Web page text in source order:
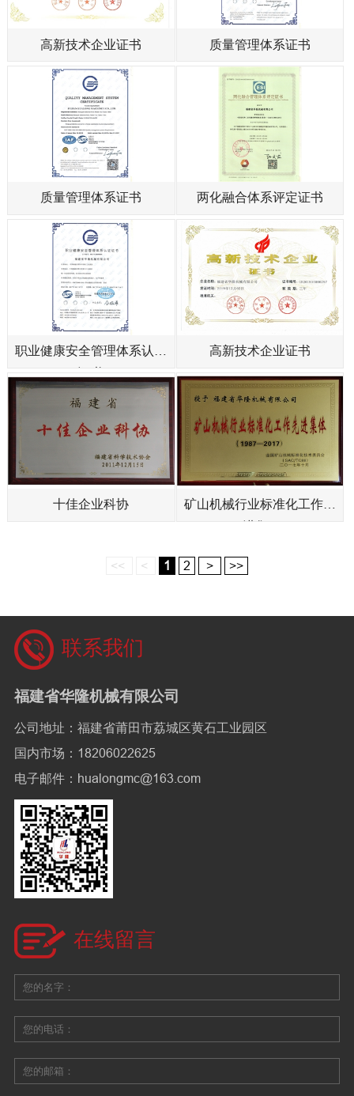
高新技术企业证书 质量管理体系证书
质量管理体系证书 两化融合体系评定证书
职业健康安全管理体系认证
证书
高新技术企业证书
十佳企业科协
矿山机械行业标准化工作先
<< < 1 2 > >>
联系我们
福建省华隆机械有限公司
公司地址：福建省莆田市荔城区黄石工业园区
国内市场：18206022625
电子邮件：hualongmc@163.com
在线留言